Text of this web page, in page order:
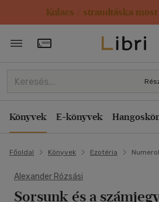
Kulacs / strandtáska most
Törzsvásárlói Kártya adatai
Könyvek E-könyvek
Főoldal Könyvek Ezotéria
Alexander Rózsási
Sorsunk és a